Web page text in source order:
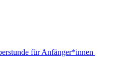
für Anfänger*innen